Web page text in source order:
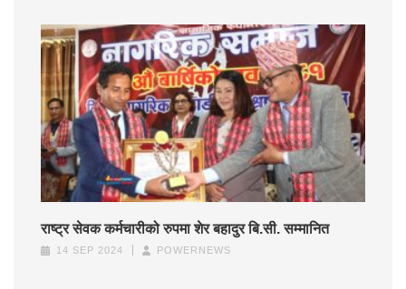
राष्ट्र सेवक कर्मचारीको रुपमा शेर बहादुर बि.सी. सम्मानित
14 SEP 2024 POWERNEWS